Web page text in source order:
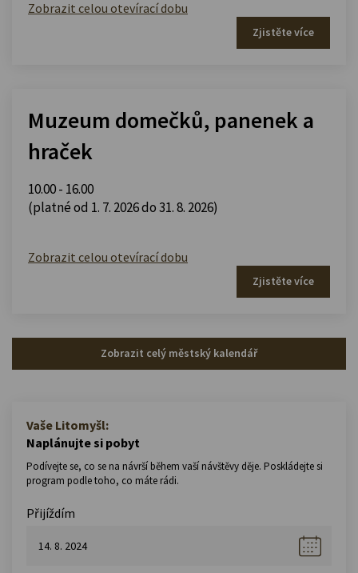
Zobrazit celou otevírací dobu
Zjistěte více
Muzeum domečků, panenek a
hraček
10.00 - 16.00
(platné od 1. 7. 2026 do 31. 8. 2026)
Zobrazit celou otevírací dobu
Zjistěte více
Zobrazit celý městský kalendář
Vaše Litomyšl:
Naplánujte si pobyt
Podívejte se, co se na návrší během vaší návštěvy děje. Poskládejte si
program podle toho, co máte rádi.
Přijíždím